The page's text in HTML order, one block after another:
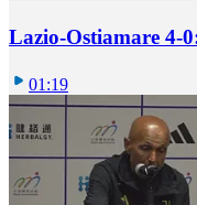
Lazio-Ostiamare 4-
01:19